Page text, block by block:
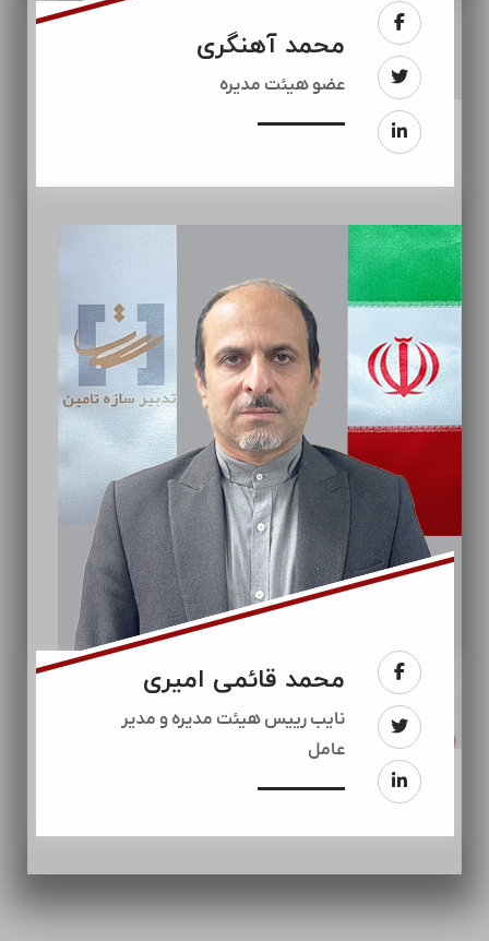
محمد آهنگری
عضو هیئت مدیره
محمد قائمی امیری
نایب رییس هیئت مدیره و مدیر
عامل